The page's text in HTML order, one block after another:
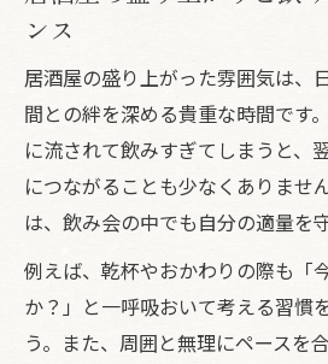
ンス
居酒屋の盛り上がった雰囲気は、
間との絆を深める貴重な時間です
に流されて飲みすぎてしまうと、
につながることも少なくありませ
は、飲み会の中でも自分の適量を
例えば、乾杯やおかわりの際も「
か？」と一呼吸おいて考える習慣
う。また、周囲と無理にペースを